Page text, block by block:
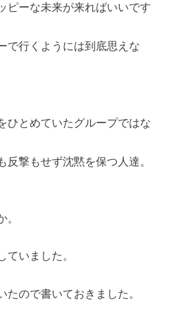
ピーな未来が来ればいいです
で行くようには到底思えな
ひとめていたグループではな
反撃もせず沈黙を保つ人達。
。
ていました。
ので書いておきました。